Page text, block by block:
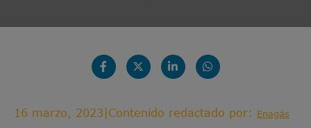
16 marzo, 2023 Contenido redactado por: Enagás